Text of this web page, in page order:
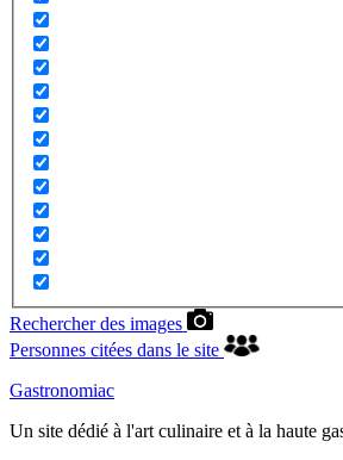
Rechercher des images
Personnes citées dans le site
Gastronomiac
Un site dédié à l'art culinaire et à la haute